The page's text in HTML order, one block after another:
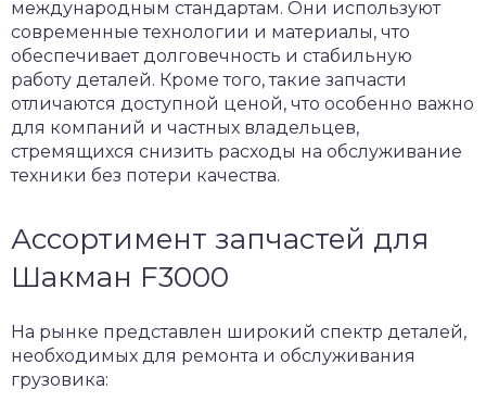
международным стандартам. Они используют
современные технологии и материалы, что
обеспечивает долговечность и стабильную
работу деталей. Кроме того, такие запчасти
отличаются доступной ценой, что особенно важно
для компаний и частных владельцев,
стремящихся снизить расходы на обслуживание
техники без потери качества.
Ассортимент запчастей для
Шакман F3000
На рынке представлен широкий спектр деталей,
необходимых для ремонта и обслуживания
грузовика: